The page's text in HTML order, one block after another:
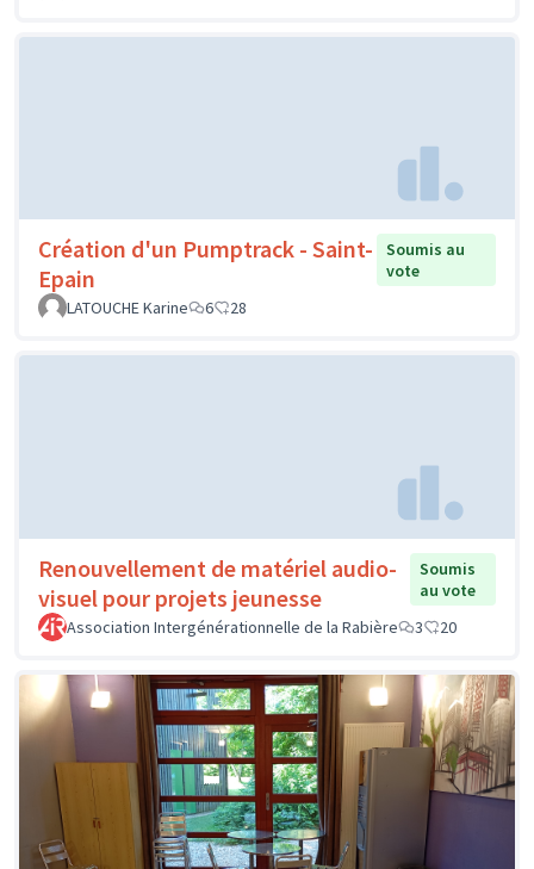
Création d'un Pumptrack - Saint-
Epain
Soumis au
vote
LATOUCHE Karine
6 28
Renouvellement de matériel audio-
visuel pour projets jeunesse
Soumis
au vote
Association Intergénérationnelle de la Rabière
3 20